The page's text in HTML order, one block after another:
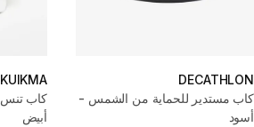
DECATHLON
كاب مستدير للحماية من الشمس -
أسود
KUIKMA
أبيض